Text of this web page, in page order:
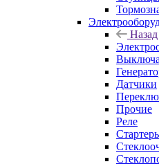
Назад
Датчики
Прочие
Реле